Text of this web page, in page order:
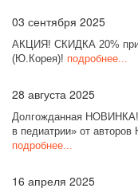
03 сентября 2025
АКЦИЯ! СКИДКА 20% при
(Ю.Корея)! подробнее...
28 августа 2025
Долгожданная НОВИНКА!
в педиатрии» от
подробнее...
16 апреля 2025